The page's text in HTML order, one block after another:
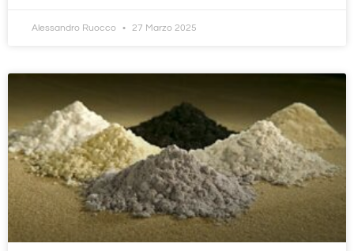
Alessandro Ruocco 27 Marzo 2025